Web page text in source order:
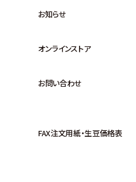
お知らせ
オンラインストア
お問い合わせ
FAX注文用紙・生豆価格表